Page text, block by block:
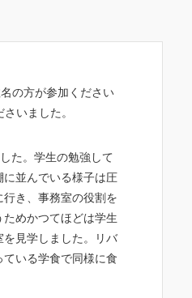
の方が参加ください
いました。
た。学生の勉強して
並んでいる様子は圧
き、事務室の役割を
めかつてほどは学生
見学しました。リバ
いる学食で同様に食